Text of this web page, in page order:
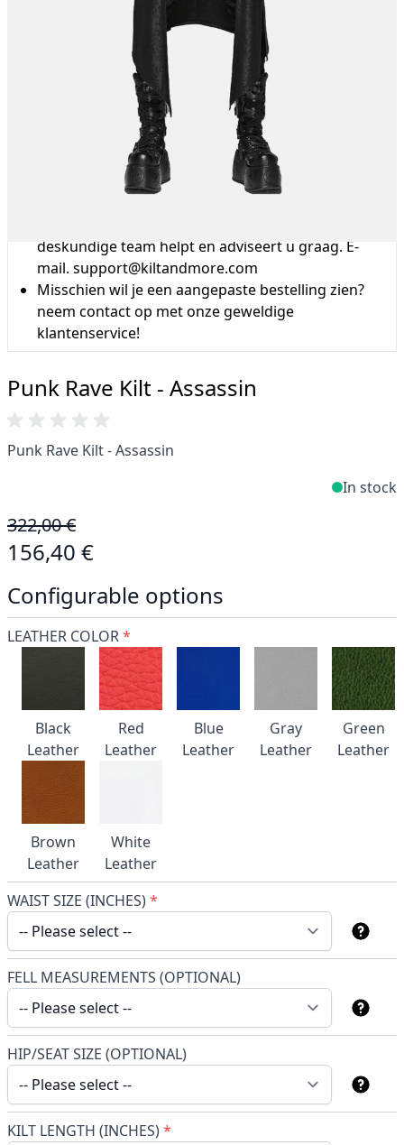
Waarom kiezen voor Schottenrock?
Vakmanschap van een kleermakersbedrijf voor
meer dan 20 jaar.
Totale inzet voor klanttevredenheid.
Profiteer van onze beroemde
prijsvergelijkingsaanbieding, gratis levering boven
de £200 en 14 dagen retourbeleid.
Deskundigheid wanneer u het nodig heeft
deskundige team helpt en adviseert u graag. E-
mail. support@kiltandmore.com
Misschien wil je een aangepaste bestelling zien?
neem contact op met onze geweldige
klantenservice!
Punk Rave Kilt - Assassin
Punk Rave Kilt - Assassin
In stock
322,00 €
156,40 €
Configurable options
LEATHER COLOR*
Black
Leather
Red
Leather
Blue
Leather
Gray
Leather
Green
Leather
Brown
Leather
White
Leather
WAIST SIZE (INCHES)*
FELL MEASUREMENTS (OPTIONAL)
HIP/SEAT SIZE (OPTIONAL)
KILT LENGTH (INCHES)*